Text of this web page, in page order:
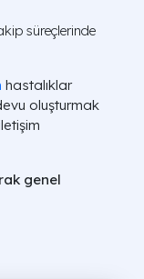
süreçlerinde
hastalıklar
oluşturmak
genel